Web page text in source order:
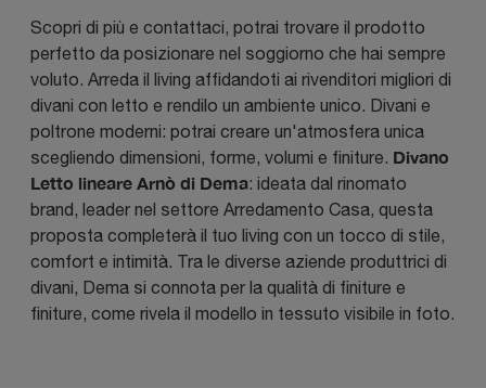
Scopri di più e contattaci, potrai trovare il prodotto
perfetto da posizionare nel soggiorno che hai sempre
voluto. Arreda il living affidandoti ai rivenditori migliori di
divani con letto e rendilo un ambiente unico. Divani e
poltrone moderni: potrai creare un'atmosfera unica
scegliendo dimensioni, forme, volumi e finiture. Divano
Letto lineare Arnò di Dema: ideata dal rinomato
brand, leader nel settore Arredamento Casa, questa
proposta completerà il tuo living con un tocco di stile,
comfort e intimità. Tra le diverse aziende produttrici di
divani, Dema si connota per la qualità di finiture e
finiture, come rivela il modello in tessuto visibile in foto.